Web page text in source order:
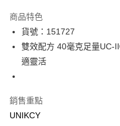
LINE Pay
Apple Pay
悠遊付
Google Pay
商品特色
貨號：151727
雙效配方 40毫克足量UC-
適靈活
銷售重點
UNIKCY